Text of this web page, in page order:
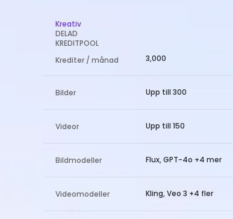
Kreativ
DELAD
KREDITPOOL
Krediter / månad
Bilder
Videor
Bildmodeller
Videomodeller
3,000
Upp till 300
Upp till 150
Flux, GPT-4o +4 mer
Kling, Veo 3 +4 fler